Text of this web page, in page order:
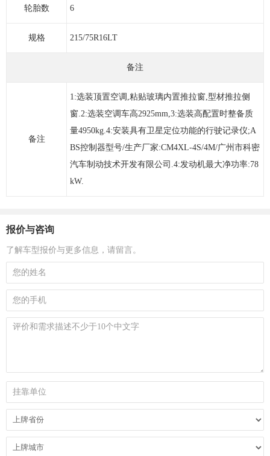
轮胎数 6
规格 215/75R16LT
备注
备注
1:选装顶置空调,粘贴玻璃内置推拉窗,型材推拉侧
窗.2:选装空调车高2925mm,3:选装高配置时整备质
量4950kg.4:安装具有卫星定位功能的行驶记录仪;A
BS控制器型号/生产厂家:CM4XL-4S/4M/广州市科密
汽车制动技术开发有限公司.4:发动机最大净功率:78
kW.
报价与咨询
了解车型报价与更多信息，请留言。